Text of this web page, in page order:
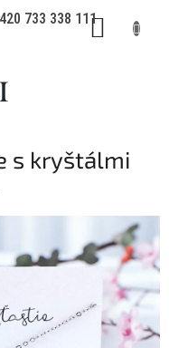
733 338 111
s kryštálmi